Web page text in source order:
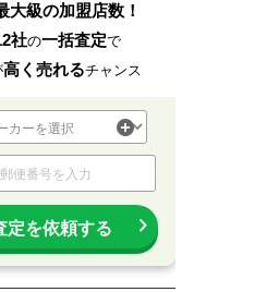
大級の加盟店数！
社の一括査定で
高く売れるチャンス
定を依頼する